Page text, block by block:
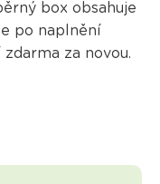
box obsahuje
po naplnění
zdarma za novou.